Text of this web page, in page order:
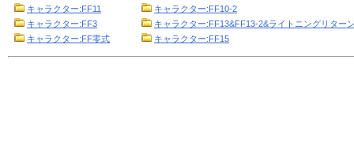
キャラクター:FF11
キャラクター:FF10-2
キャラクター:FF3
キャラクター:FF13&FF13-2&ライトニングリター
キャラクター:FF零式
キャラクター:FF15